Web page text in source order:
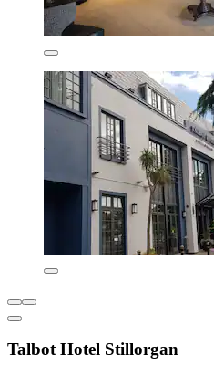
Talbot Hotel Stillorgan